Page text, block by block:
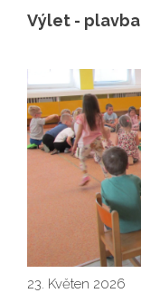
Výlet -
23. Květen 2026